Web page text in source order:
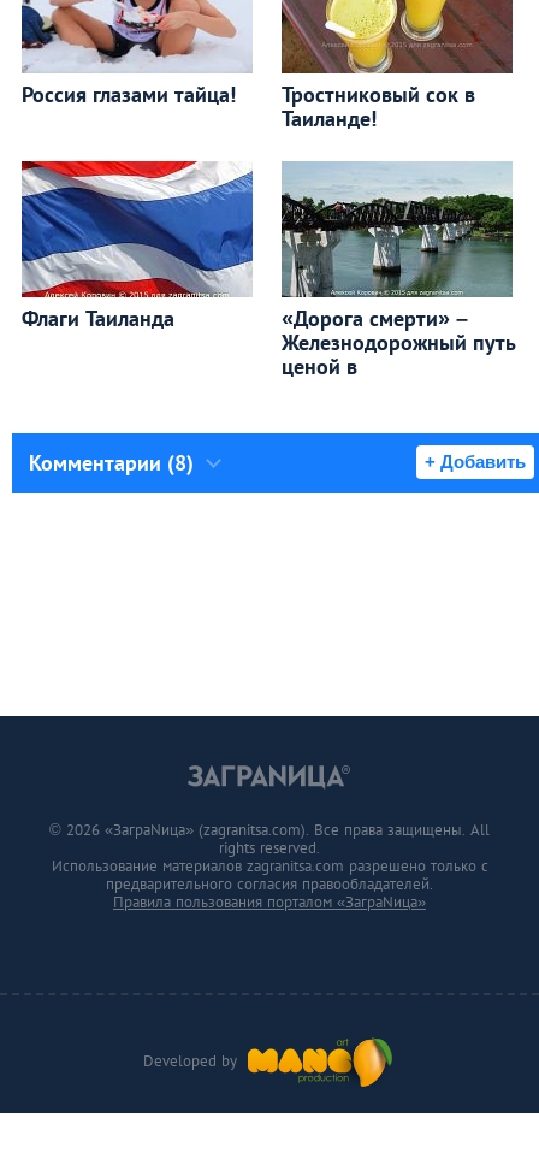
Россия глазами тайца!
Тростниковый сок в
Таиланде!
Флаги Таиланда
«Дорога смерти» –
Железнодорожный путь
ценой в
Комментарии (8) + Добавить
Developed by
© 2026 «ЗаграNица» (zagranitsa.com). Все права защищены. All
rights reserved.
Использование материалов zagranitsa.com разрешено только с
предварительного согласия правообладателей.
Правила пользования порталом «ЗаграNица»